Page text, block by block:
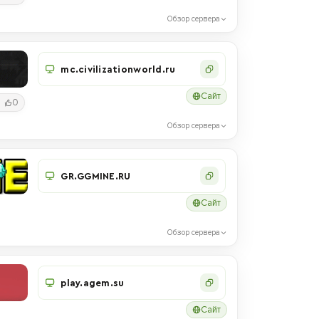
Обзор сервера
0
mc.civilizationworld.ru
Сайт
Обзор сервера
GR.GGMINE.RU
Сайт
Обзор сервера
play.agem.su
Сайт